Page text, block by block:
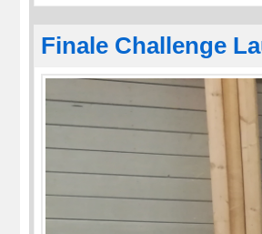
Finale Challenge